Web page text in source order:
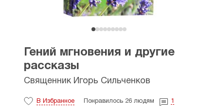
Гений мгновения и другие
рассказы
Священник Игорь Сильченков
В Избранное Понравилось 26 людям 1